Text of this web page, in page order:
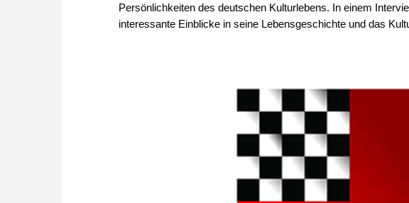
Persönlichkeiten des deutschen Kulturlebens. In einem
interessante Einblicke in seine Lebensgeschichte und das